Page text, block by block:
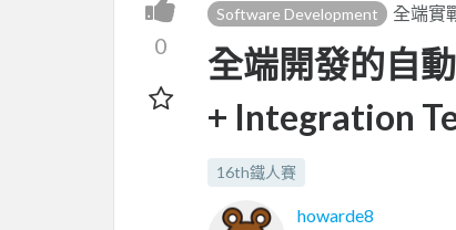
0
Software Development 全端實
全端開發的自
+ Integration
16th鐵人賽
howarde8